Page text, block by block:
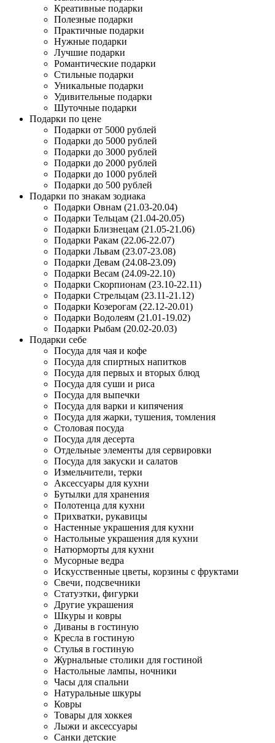
Креативные подарки
Полезные подарки
Практичные подарки
Нужные подарки
Лучшие подарки
Романтические подарки
Стильные подарки
Уникальные подарки
Удивительные подарки
Шуточные подарки
Подарки по цене
Подарки от 5000 рублей
Подарки до 5000 рублей
Подарки до 3000 рублей
Подарки до 2000 рублей
Подарки до 1000 рублей
Подарки до 500 рублей
Подарки по знакам зодиака
Подарки Овнам (21.03-20.04)
Подарки Тельцам (21.04-20.05)
Подарки Близнецам (21.05-21.06)
Подарки Ракам (22.06-22.07)
Подарки Львам (23.07-23.08)
Подарки Девам (24.08-23.09)
Подарки Весам (24.09-22.10)
Подарки Скорпионам (23.10-22.11)
Подарки Стрельцам (23.11-21.12)
Подарки Козерогам (22.12-20.01)
Подарки Водолеям (21.01-19.02)
Подарки Рыбам (20.02-20.03)
Подарки себе
Посуда для чая и кофе
Посуда для спиртных напитков
Посуда для первых и вторых блюд
Посуда для суши и риса
Посуда для выпечки
Посуда для варки и кипячения
Посуда для жарки, тушения, томления
Столовая посуда
Посуда для десерта
Отдельные элементы для сервировки
Посуда для закуски и салатов
Измельчители, терки
Аксессуары для кухни
Бутылки для хранения
Полотенца для кухни
Прихватки, рукавицы
Настенные украшения для кухни
Настольные украшения для кухни
Натюрморты для кухни
Мусорные ведра
Искусственные цветы, корзины с фруктами
Свечи, подсвечники
Статуэтки, фигурки
Другие украшения
Шкуры и ковры
Диваны в гостиную
Кресла в гостиную
Стулья в гостиную
Журнальные столики для гостиной
Настольные лампы, ночники
Часы для спальни
Натуральные шкуры
Ковры
Товары для хоккея
Лыжи и аксессуары
Санки детские